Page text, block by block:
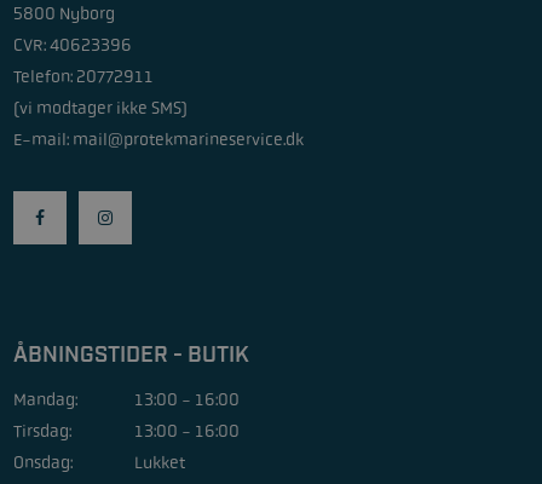
5800 Nyborg
CVR: 40623396
Telefon: 20772911
(vi modtager ikke SMS)
E-mail: mail@protekmarineservice.dk
ÅBNINGSTIDER - BUTIK
Mandag:
13:00 - 16:00
Tirsdag:
13:00 - 16:00
Onsdag:
Lukket